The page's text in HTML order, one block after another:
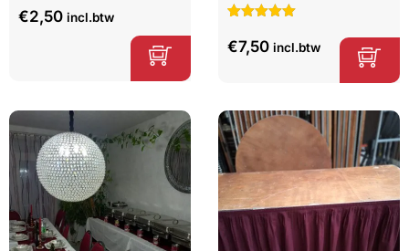
€2,50 incl.btw
5.00 op 5
gebaseerd
€7,50 incl.btw